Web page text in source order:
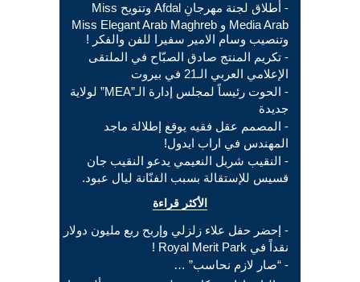
- أطلاق لجنة مهرجانِ Afdal وتتويح Miss
Media Arab و Miss Elegant Arab Maghreb
وتنصيب وسام الامير سفيرا للفن والفكر !
- تكريم المنتج صادق الصبّاح في الملتقى
الإعلامي العربي الـ21 في بيروت
- الحوت رئيساً لمجلس إدارة الـ”MEA” لولاية
جديدة
- المصمم عقل فقيه يوقع إطلالة ماجد
المهندس في اراب ايدول!
- النقيب شربل النعيمي يدعو النقيب جان
قسيس للإستقالة بسبب الفنّانة ليال عبود.
الأكثر قراءة
- إحضر حفل علاء زلزلي وإربح ربع مليون دولار
نقداً في Royal Merit Park !
- “صار لازم نحاسب” …